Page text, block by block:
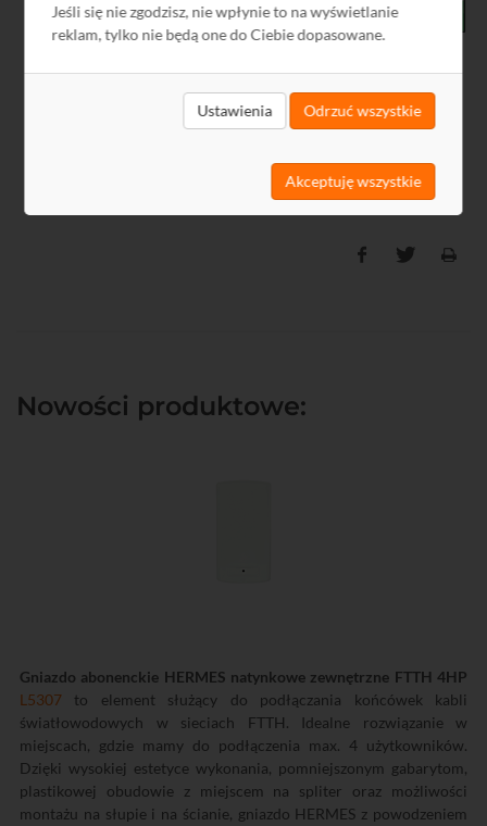
Jeśli się nie zgodzisz, nie wpłynie to na wyświetlanie
reklam, tylko nie będą one do Ciebie dopasowane.
Ustawienia Odrzuć wszystkie
Akceptuję wszystkie
Schemat zastosowania media konwerterów światłowodowych z
konwerterami HDMI + USB. Przesłanie sygnału HDMI oraz USB z
umożliwia przeslanie sygnału maksymalnie do 2
Nowości produktowe:
Gniazdo abonenckie HERMES natynkowe zewnętrzne FTTH 4HP
L5307 to element służący do podłączania końcówek kabli
światłowodowych w sieciach FTTH. Idealne rozwiązanie w
miejscach, gdzie mamy do podłączenia max. 4 użytkowników.
Dzięki wysokiej estetyce wykonania, pomniejszonym gabarytom,
plastikowej obudowie z miejscem na spliter oraz możliwości
montażu na słupie i na ścianie, gniazdo HERMES z powodzeniem